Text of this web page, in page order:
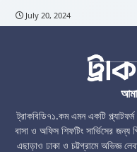
July 20, 2024
ট্রাকবিডি৭১.কম এমন একটি
বাসা ও অফিস শিফটিং সার্ভিসের
এছাড়াও ঢাকা ও চট্টগ্রামে অভিজ্ঞ